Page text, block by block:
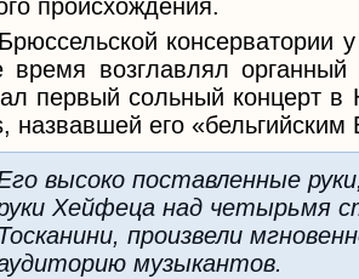
происхождения.
время возглавлял
первый сольный концерт
назвавшей его «бельгийским
высоко поставленные
Хейфеца над четырьмя
Тосканини, произвели
музыкантов.